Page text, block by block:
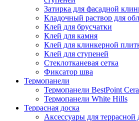
Затирка для фасадной
Кладочный раствор для
Клей для брусчатки
Клей для камня
Клей для клинкерной
Клей для ступеней
Стеклотканевая сетка
Фиксатор шва
Термопанели
Термопанели BestPoint
Термопанели White Hills
Террасная доска
Аксессуары для террасной